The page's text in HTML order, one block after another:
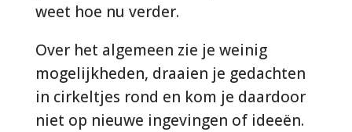
weet hoe nu verder.
Over het algemeen zie je weinig
mogelijkheden, draaien je gedachten
in cirkeltjes rond en kom je daardoor
niet op nieuwe ingevingen of ideeën.